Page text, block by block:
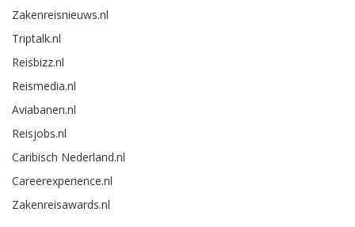
Zakenreisnieuws.nl
Triptalk.nl
Reisbizz.nl
Reismedia.nl
Aviabanen.nl
Reisjobs.nl
Caribisch Nederland.nl
Careerexperience.nl
Zakenreisawards.nl